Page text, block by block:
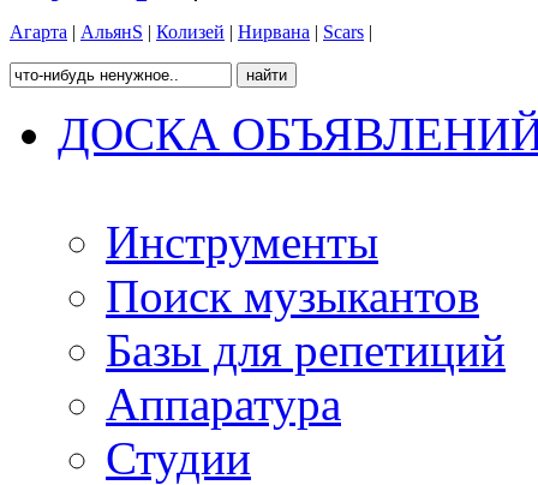
Агарта | АльянS | Колизей | Нирвана | Scars |
ДОСКА
Инструменты
Поиск музыкантов
Базы для репетиций
Аппаратура
Студии